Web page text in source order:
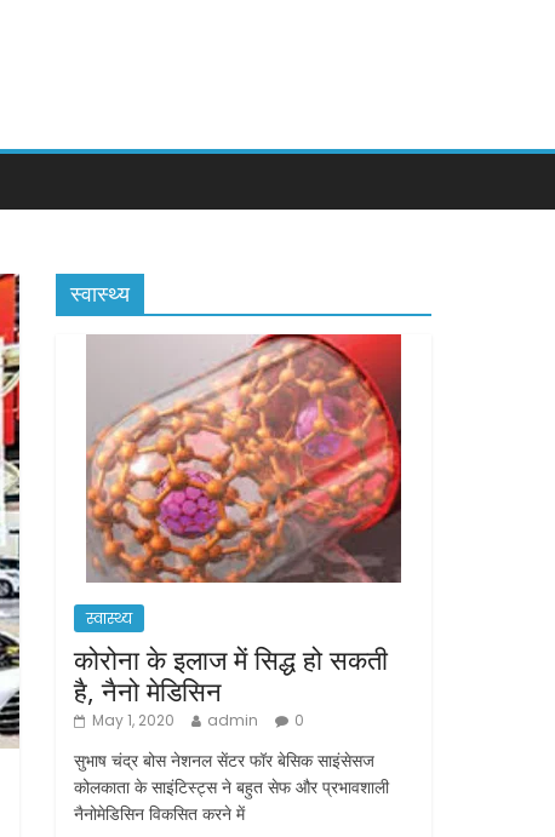
स्वास्थ्य
स्वास्थ्य
कोरोना के इलाज में सिद्ध हो सकती
है, नैनो मेडिसिन
May 1, 2020 admin 0
सुभाष चंद्र बोस नेशनल सेंटर फॉर बेसिक साइंसेसज
कोलकाता के साइंटिस्ट्स ने बहुत सेफ और प्रभावशाली
नैनोमेडिसिन विकसित करने में